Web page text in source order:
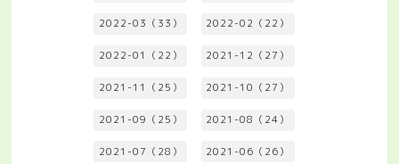
2022-03（33） 2022-02（22）
2022-01（22） 2021-12（27）
2021-11（25） 2021-10（27）
2021-09（25） 2021-08（24）
2021-07（28） 2021-06（26）